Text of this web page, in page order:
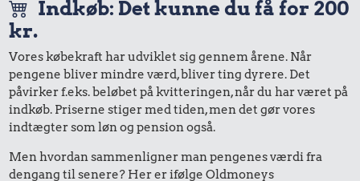
Indkøb: Det kunne du få for 200
kr.
Vores købekraft har udviklet sig gennem årene. Når
pengene bliver mindre værd, bliver ting dyrere. Det
påvirker f.eks. beløbet på kvitteringen, når du har været på
indkøb. Priserne stiger med tiden, men det gør vores
indtægter som løn og pension også.
Men hvordan sammenligner man pengenes værdi fra
dengang til senere? Her er ifølge Oldmoneys